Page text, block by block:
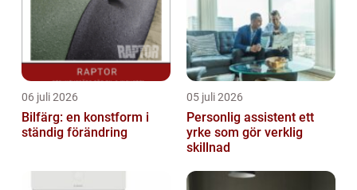
06 juli 2026
Bilfärg: en konstform i
ständig förändring
05 juli 2026
Personlig assistent ett
yrke som gör verklig
skillnad